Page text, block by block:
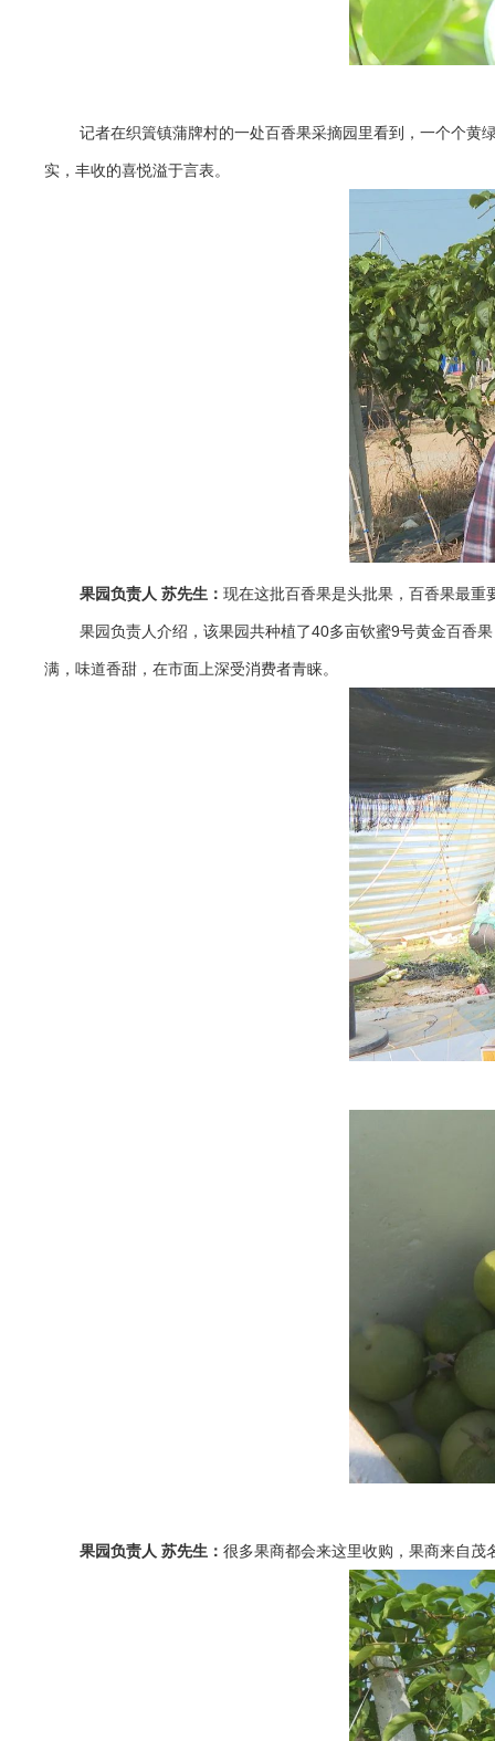
记者在织篢镇蒲牌村的一处百香果采摘园里看到，一个个黄
实，丰收的喜悦溢于言表。
果园负责人 苏先生： 现在这批百香果是头批果，百香果最
果园负责人介绍，该果园共种植了40多亩钦蜜9号黄金百香
满，味道香甜，在市面上深受消费者青睐。
果园负责人 苏先生： 很多果商都会来这里收购，果商来自